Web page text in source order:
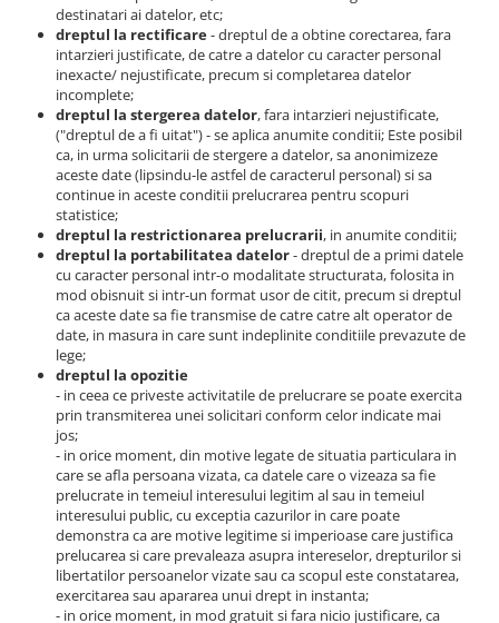
destinatari ai datelor, etc;
dreptul la rectificare- dreptul de a obtine corectarea, fara
intarzieri justificate, de catre a datelor cu caracter personal
inexacte/ nejustificate, precum si completarea datelor
incomplete;
dreptul la stergerea datelor, fara intarzieri nejustificate,
("dreptul de a fi uitat") - se aplica anumite conditii; Este posibil
ca, in urma solicitarii de stergere a datelor, sa anonimizeze
aceste date (lipsindu-le astfel de caracterul personal) si sa
continue in aceste conditii prelucrarea pentru scopuri
statistice;
dreptul la restrictionarea prelucrarii, in anumite conditii;
dreptul la portabilitatea datelor- dreptul de a primi datele
cu caracter personal intr-o modalitate structurata, folosita in
mod obisnuit si intr-un format usor de citit, precum si dreptul
ca aceste date sa fie transmise de catre catre alt operator de
date, in masura in care sunt indeplinite conditiile prevazute de
lege;
dreptul la opozitie
- in ceea ce priveste activitatile de prelucrare se poate exercita
prin transmiterea unei solicitari conform celor indicate mai
jos;
- in orice moment, din motive legate de situatia particulara in
care se afla persoana vizata, ca datele care o vizeaza sa fie
prelucrate in temeiul interesului legitim al sau in temeiul
interesului public, cu exceptia cazurilor in care poate
demonstra ca are motive legitime si imperioase care justifica
prelucarea si care prevaleaza asupra intereselor, drepturilor si
libertatilor persoanelor vizate sau ca scopul este constatarea,
exercitarea sau apararea unui drept in instanta;
- in orice moment, in mod gratuit si fara nicio justificare, ca